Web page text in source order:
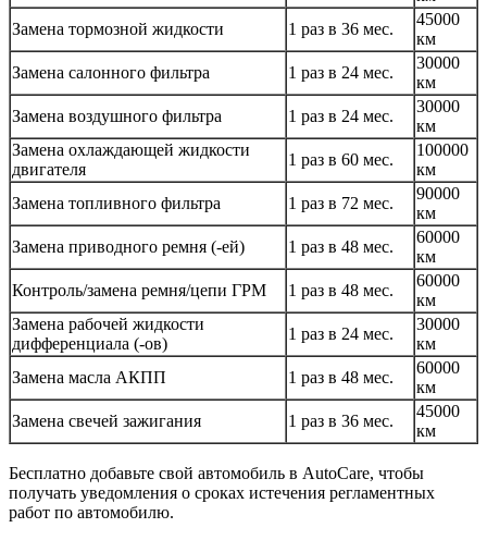
Замена тормозной жидкости
1 раз в 36 мес.
45000
км
Замена салонного фильтра
1 раз в 24 мес.
30000
км
Замена воздушного фильтра
1 раз в 24 мес.
30000
км
Замена охлаждающей жидкости
двигателя
1 раз в 60 мес.
100000
км
Замена топливного фильтра
1 раз в 72 мес.
90000
км
Замена приводного ремня (-ей)
1 раз в 48 мес.
60000
км
Контроль/замена ремня/цепи ГРМ
1 раз в 48 мес.
60000
км
Замена рабочей жидкости
дифференциала (-ов)
1 раз в 24 мес.
30000
км
Замена масла АКПП
1 раз в 48 мес.
60000
км
Замена свечей зажигания
1 раз в 36 мес.
45000
км
Бесплатно добавьте свой автомобиль в AutoCare, чтобы
получать уведомления о сроках истечения регламентных
работ по автомобилю.